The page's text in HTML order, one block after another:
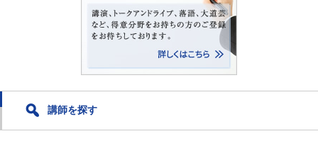
講師を探す